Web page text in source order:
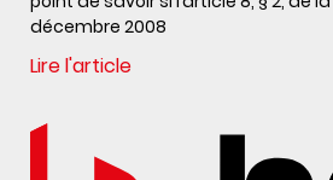
décembre 2008
Lire l'article